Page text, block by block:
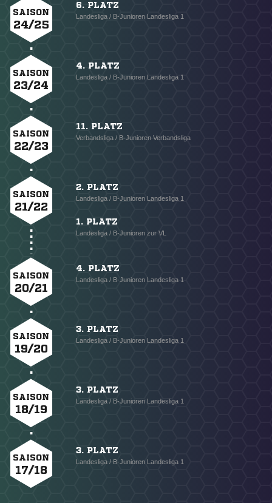
SAISON
24/25
6. PLATZ
Landesliga / B-Junioren Landesliga 1
SAISON
23/24
4. PLATZ
Landesliga / B-Junioren Landesliga 1
SAISON
22/23
11. PLATZ
Verbandsliga / B-Junioren Verbandsliga
SAISON
21/22
2. PLATZ
Landesliga / B-Junioren Landesliga 1
1. PLATZ
Landesliga / B-Junioren zur VL
SAISON
20/21
4. PLATZ
Landesliga / B-Junioren Landesliga 1
SAISON
19/20
3. PLATZ
Landesliga / B-Junioren Landesliga 1
SAISON
18/19
3. PLATZ
Landesliga / B-Junioren Landesliga 1
SAISON
17/18
3. PLATZ
Landesliga / B-Junioren Landesliga 1